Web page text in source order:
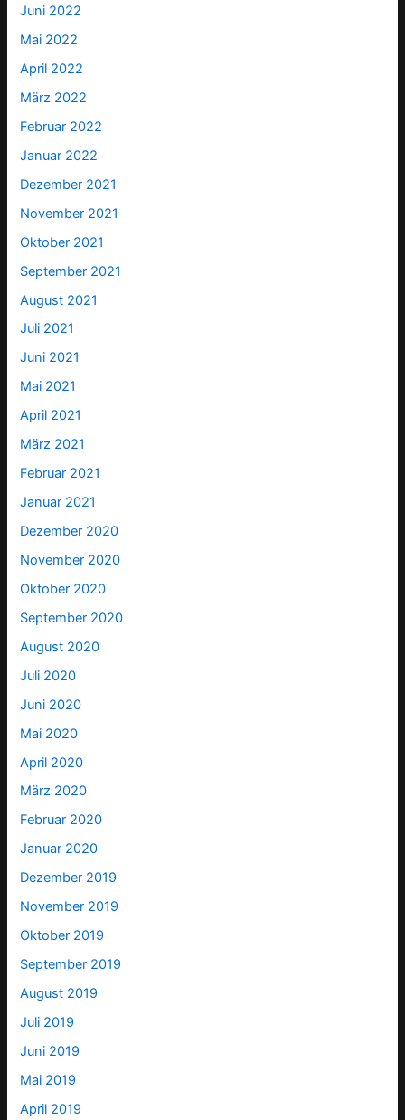
Juni 2022
Mai 2022
April 2022
März 2022
Februar 2022
Januar 2022
Dezember 2021
November 2021
Oktober 2021
September 2021
August 2021
Juli 2021
Juni 2021
Mai 2021
April 2021
März 2021
Februar 2021
Januar 2021
Dezember 2020
November 2020
Oktober 2020
September 2020
August 2020
Juli 2020
Juni 2020
Mai 2020
April 2020
März 2020
Februar 2020
Januar 2020
Dezember 2019
November 2019
Oktober 2019
September 2019
August 2019
Juli 2019
Juni 2019
Mai 2019
April 2019